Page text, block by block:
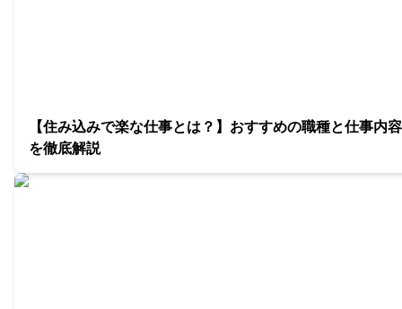
【住み込みで楽な仕事とは？】おすすめの職種と仕事内容
を徹底解説